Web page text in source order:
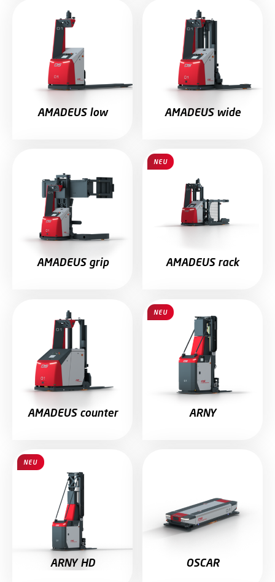
AMADEUS low AMADEUS wide
AMADEUS grip AMADEUS rack
NEU
AMADEUS counter ARNY
NEU
ARNY HD
NEU
OSCAR